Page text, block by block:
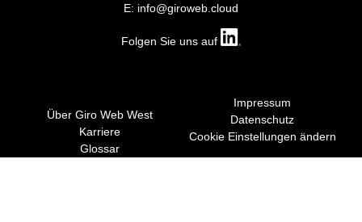
E: info@giroweb.cloud
Folgen Sie uns auf
Über Giro Web West
Karriere
Glossar
Impressum
Datenschutz
Cookie Einstellungen ändern